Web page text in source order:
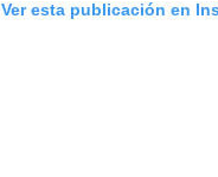
Ver esta publicación en